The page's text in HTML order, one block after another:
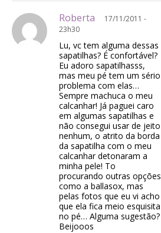
Roberta
17/11/2011 -
23h30
Lu, vc tem alguma dessas
sapatilhas? É confortável?
Eu adoro sapatilhasss,
mas meu pé tem um sério
problema com elas…
Sempre machuca o meu
calcanhar! Já paguei caro
em algumas sapatilhas e
não consegui usar de jeito
nenhum, o atrito da borda
da sapatilha com o meu
calcanhar detonaram a
minha pele! To
procurando outras opções
como a ballasox, mas
pelas fotos que eu vi acho
que ela fica meio esquisita
no pé… Alguma sugestão?
Beijooos